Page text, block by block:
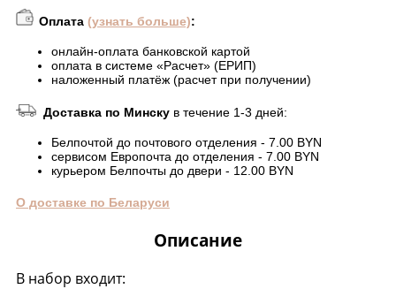
Оплата (узнать больше):
онлайн-оплата банковской картой
оплата в системе «Расчет» (ЕРИП)
наложенный платёж (расчет при получении)
Доставка по Минску в течение 1-3 дней:
Белпочтой до почтового отделения - 7.00 BYN
сервисом Европочта до отделения - 7.00 BYN
курьером Белпочты до двери - 12.00 BYN
О доставке по Беларуси
Описание
В набор входит: